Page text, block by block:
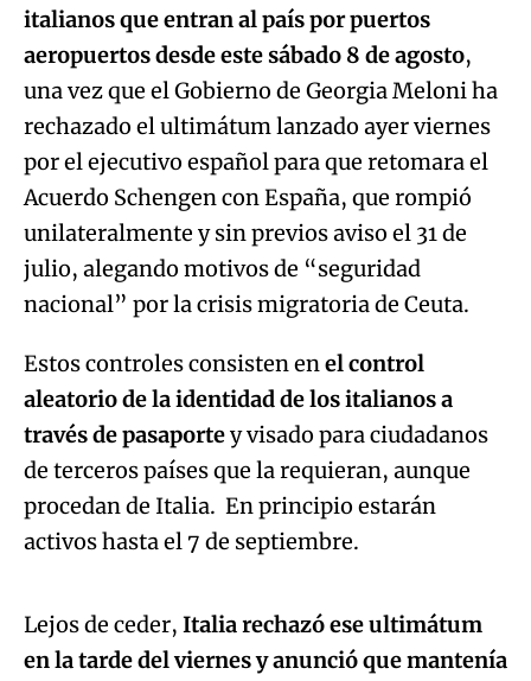
italianos que entran al país por puertos
aeropuertos desde este sábado 8 de agosto,
una vez que el Gobierno de Georgia Meloni ha
rechazado el ultimátum lanzado ayer viernes
por el ejecutivo español para que retomara el
Acuerdo Schengen con España, que rompió
unilateralmente y sin previos aviso el 31 de
julio, alegando motivos de “seguridad
nacional” por la crisis migratoria de Ceuta.
Estos controles consisten enel control
aleatorio de la identidad de los italianos a
través de pasaportey visado para ciudadanos
de terceros países que la requieran, aunque
procedan de Italia. En principio estarán
activos hasta el 7 de septiembre.
Algo salió mal.
An error occurred, please try again later.
Try again
Lejos de ceder, Italia rechazó ese ultimátum
en la tarde del viernes y anunció que mantenía